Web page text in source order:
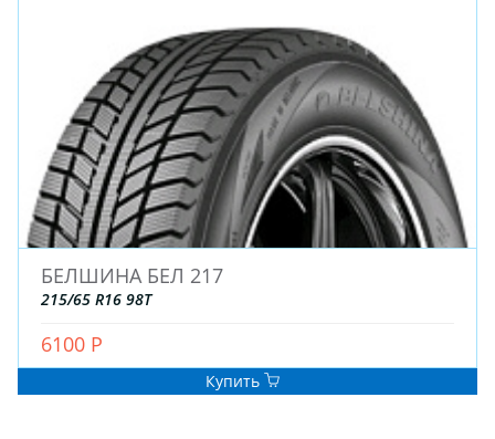
БЕЛШИНА БЕЛ 217
215/65 R16 98T
6100 Р
Купить